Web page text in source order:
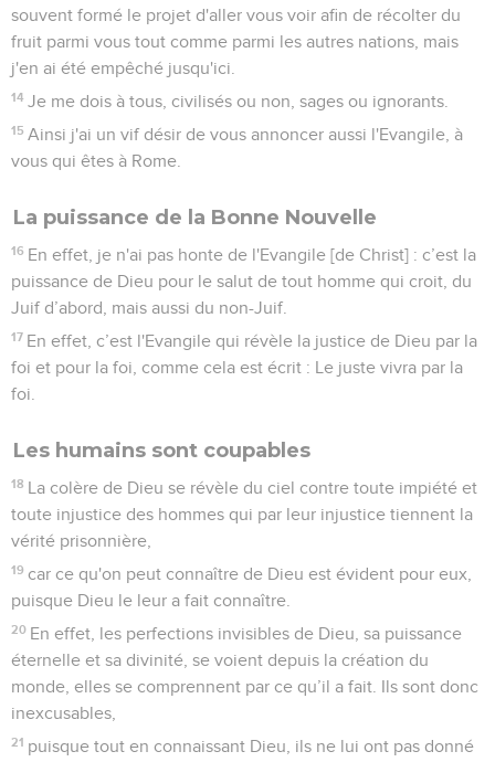
souvent formé le projet d'aller vous voir afin de récolter du
fruit parmi vous tout comme parmi les autres nations, mais
j'en ai été empêché jusqu'ici.
14 Je me dois à tous, civilisés ou non, sages ou ignorants.
15 Ainsi j'ai un vif désir de vous annoncer aussi l'Evangile, à
vous qui êtes à Rome.
La puissance de la Bonne Nouvelle
16 En effet, je n'ai pas honte de l'Evangile [de Christ] : c’est la
puissance de Dieu pour le salut de tout homme qui croit, du
Juif d’abord, mais aussi du non-Juif.
17 En effet, c’est l'Evangile qui révèle la justice de Dieu par la
foi et pour la foi, comme cela est écrit : Le juste vivra par la
foi.
Les humains sont coupables
18 La colère de Dieu se révèle du ciel contre toute impiété et
toute injustice des hommes qui par leur injustice tiennent la
vérité prisonnière,
19 car ce qu'on peut connaître de Dieu est évident pour eux,
puisque Dieu le leur a fait connaître.
20 En effet, les perfections invisibles de Dieu, sa puissance
éternelle et sa divinité, se voient depuis la création du
monde, elles se comprennent par ce qu’il a fait. Ils sont donc
inexcusables,
21 puisque tout en connaissant Dieu, ils ne lui ont pas donné